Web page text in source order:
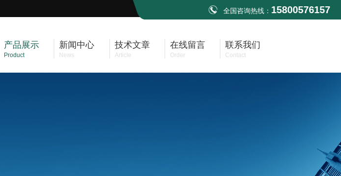
全国咨询热线： 15800576157
产品展示
Product
新闻中心
News
技术文章
Article
在线留言
Order
联系我们
Contact